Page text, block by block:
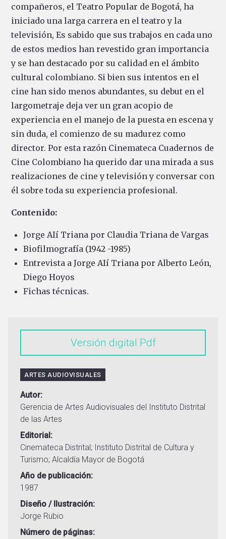
compañeros, el Teatro Popular de Bogotá, ha
iniciado una larga carrera en el teatro y la
televisión, Es sabido que sus trabajos en cada uno
de estos medios han revestido gran importancia
y se han destacado por su calidad en el ámbito
cultural colombiano. Si bien sus intentos en el
cine han sido menos abundantes, su debut en el
largometraje deja ver un gran acopio de
experiencia en el manejo de la puesta en escena y
sin duda, el comienzo de su madurez como
director. Por esta razón Cinemateca Cuadernos de
Cine Colombiano ha querido dar una mirada a sus
realizaciones de cine y televisión y conversar con
él sobre toda su experiencia profesional.
Contenido:
Jorge AIí Triana por Claudia Triana de Vargas
Biofilmografía (1942 -1985)
Entrevista a Jorge AIí Triana por Alberto León,
Diego Hoyos
Fichas técnicas.
Versión digital
ARTES AUDIOVISUALES
Autor
Gerencia de Artes Audiovisuales del Instituto Distrital
de las Artes
Editorial
Cinemateca Distrital; Instituto Distrital de Cultura y
Turismo; Alcaldía Mayor de Bogotá
Año de publicación
1987
Diseño / Ilustración
Jorge Rubio
Número de páginas